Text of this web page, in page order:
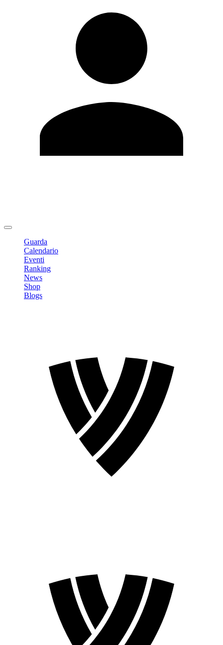
Guarda
Calendario
Eventi
Ranking
News
Shop
Blogs